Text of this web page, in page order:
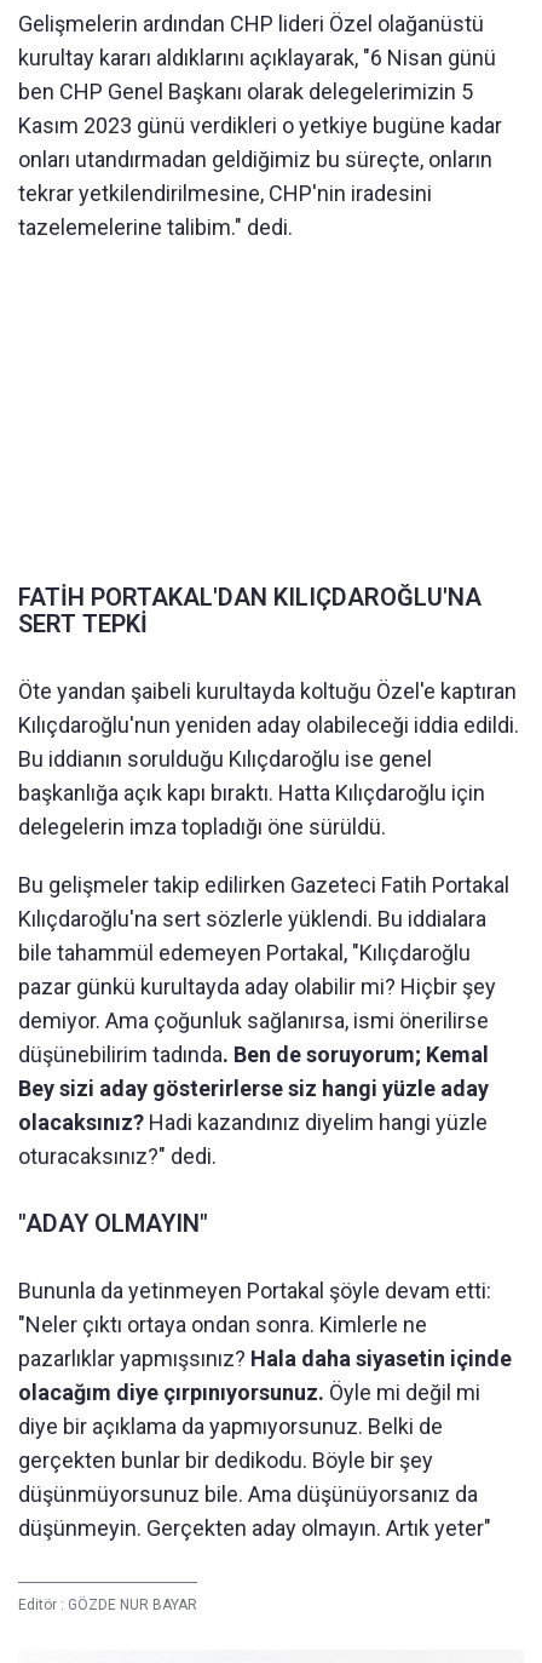
Gelişmelerin ardından CHP lideri Özel olağanüstü
kurultay kararı aldıklarını açıklayarak, "6 Nisan günü
ben CHP Genel Başkanı olarak delegelerimizin 5
Kasım 2023 günü verdikleri o yetkiye bugüne kadar
onları utandırmadan geldiğimiz bu süreçte, onların
tekrar yetkilendirilmesine, CHP'nin iradesini
tazelemelerine talibim." dedi.
FATİH PORTAKAL'DAN KILIÇDAROĞLU'NA
SERT TEPKİ
Öte yandan şaibeli kurultayda koltuğu Özel'e kaptıran
Kılıçdaroğlu'nun yeniden aday olabileceği iddia edildi.
Bu iddianın sorulduğu Kılıçdaroğlu ise genel
başkanlığa açık kapı bıraktı. Hatta Kılıçdaroğlu için
delegelerin imza topladığı öne sürüldü.
Bu gelişmeler takip edilirken Gazeteci Fatih Portakal
Kılıçdaroğlu'na sert sözlerle yüklendi. Bu iddialara
bile tahammül edemeyen Portakal, "Kılıçdaroğlu
pazar günkü kurultayda aday olabilir mi? Hiçbir şey
demiyor. Ama çoğunluk sağlanırsa, ismi önerilirse
düşünebilirim tadında. Ben de soruyorum; Kemal
Bey sizi aday gösterirlerse siz hangi yüzle aday
olacaksınız? Hadi kazandınız diyelim hangi yüzle
oturacaksınız?" dedi.
"ADAY OLMAYIN"
Bununla da yetinmeyen Portakal şöyle devam etti:
"Neler çıktı ortaya ondan sonra. Kimlerle ne
pazarlıklar yapmışsınız? Hala daha siyasetin içinde
olacağım diye çırpınıyorsunuz. Öyle mi değil mi
diye bir açıklama da yapmıyorsunuz. Belki de
gerçekten bunlar bir dedikodu. Böyle bir şey
düşünmüyorsunuz bile. Ama düşünüyorsanız da
düşünmeyin. Gerçekten aday olmayın. Artık yeter"
Editör : GÖZDE NUR BAYAR